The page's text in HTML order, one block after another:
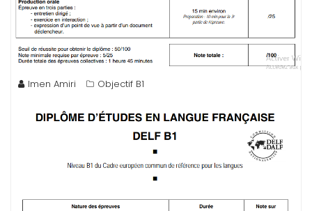
Imen Amiri Objectif B1